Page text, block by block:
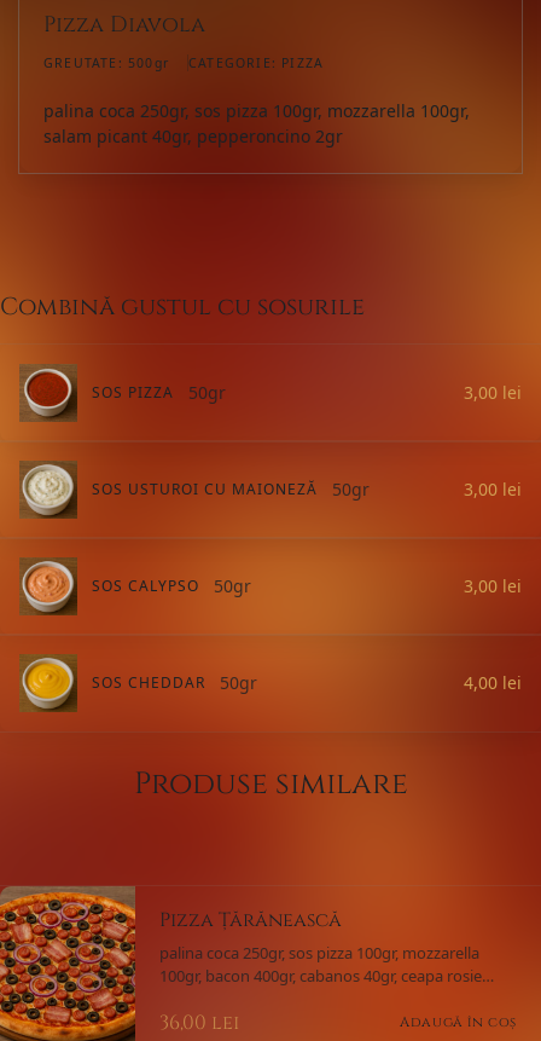
Pizza Diavola
GREUTATE: 500gr CATEGORIE: PIZZA
palina coca 250gr, sos pizza 100gr, mozzarella 100gr,
salam picant 40gr, pepperoncino 2gr
Combină gustul cu sosurile
SOS PIZZA 3,00 lei
50gr
SOS USTUROI CU MAIONEZĂ 3,00 lei
50gr
SOS CALYPSO 3,00 lei
50gr
SOS CHEDDAR 4,00 lei
50gr
Produse similare
Pizza Țărănească
palina coca 250gr, sos pizza 100gr, mozzarella
100gr, bacon 400gr, cabanos 40gr, ceapa rosie
36,00 lei Adaugă în coș